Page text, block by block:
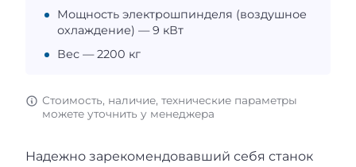
Мощность электрошпинделя (воздушное
охлаждение) — 9 кВт
Вес — 2200 кг
Стоимость, наличие, технические параметры
можете уточнить у менеджера
Надежно зарекомендовавший себя станок